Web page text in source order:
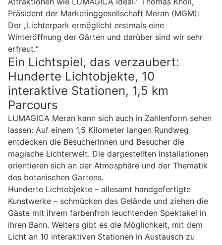
Präsident der Marketinggesellschaft Meran (MGM):
Der „Lichterpark ermöglicht erstmals eine
Winteröffnung der Gärten und darüber sind wir sehr
erfreut.“
Ein Lichtspiel, das verzaubert:
Hunderte Lichtobjekte, 10
interaktive Stationen, 1,5 km
Parcours
LUMAGICA Meran kann sich auch in Zahlenform sehen
lassen: Auf einem 1,5 Kilometer langen Rundweg
entdecken die Besucherinnen und Besucher die
magische Lichterwelt. Die dargestellten Installationen
orientieren sich an der Atmosphäre und der Thematik
des botanischen Gartens.
Hunderte Lichtobjekte – allesamt handgefertigte
Kunstwerke – schmücken das Gelände und ziehen die
Gäste mit ihrem farbenfroh leuchtenden Spektakel in
ihren Bann. Weiters gibt es die Möglichkeit, mit dem
Licht an 10 interaktiven Stationen in Austausch zu